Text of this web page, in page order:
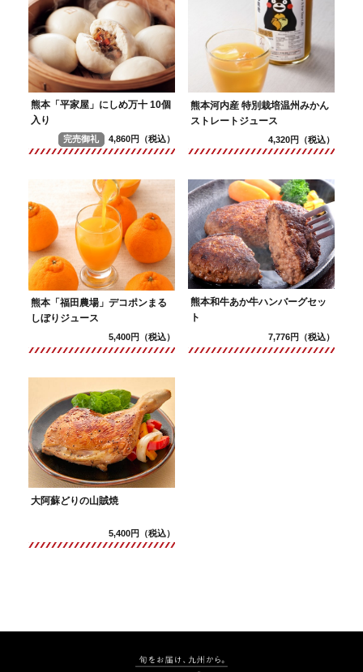
熊本「平家屋」にしめ万十 10個
入り
完売御礼 4,860円（税込）
熊本河内産 特別栽培温州みかん
ストレートジュース
4,320円（税込）
熊本「福田農場」デコポンまる
しぼりジュース
5,400円（税込）
熊本和牛あか牛ハンバーグセッ
ト
7,776円（税込）
大阿蘇どりの山賊焼
5,400円（税込）